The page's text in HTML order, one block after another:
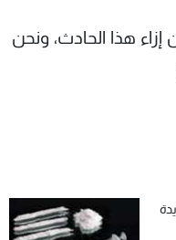
إزاء هذا الحادث، ونحن